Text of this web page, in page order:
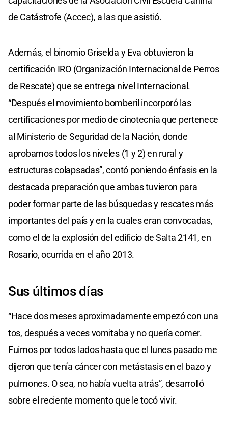
de Catástrofe (Accec), a las que asistió.
Además, el binomio Griselda y Eva obtuvieron la
certificación IRO (Organización Internacional de Perros
de Rescate) que se entrega nivel Internacional.
“Después el movimiento bomberil incorporó las
certificaciones por medio de cinotecnia que pertenece
al Ministerio de Seguridad de la Nación, donde
aprobamos todos los niveles (1 y 2) en rural y
estructuras colapsadas”, contó poniendo énfasis en la
destacada preparación que ambas tuvieron para
poder formar parte de las búsquedas y rescates más
importantes del país y en la cuales eran convocadas,
como el de la explosión del edificio de Salta 2141, en
Rosario, ocurrida en el año 2013.
Sus últimos días
“Hace dos meses aproximadamente empezó con una
tos, después a veces vomitaba y no quería comer.
Fuimos por todos lados hasta que el lunes pasado me
dijeron que tenía cáncer con metástasis en el bazo y
pulmones. O sea, no había vuelta atrás”, desarrolló
sobre el reciente momento que le tocó vivir.